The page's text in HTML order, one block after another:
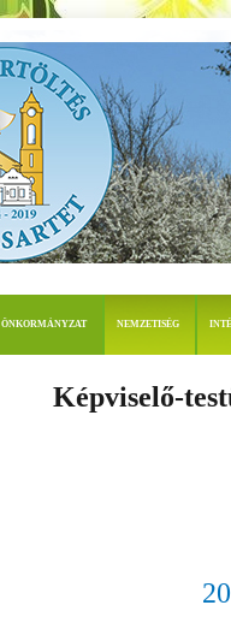
ÖNKORMÁNYZAT NEMZETISÉG
Képviselő-